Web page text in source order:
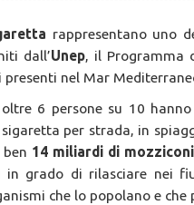
rappresentano uno
dall’Unep, il Programma
nel Mar
oltre 6 persone su 10
per strada, in
14 miliardi di mozziconi
grado di rilasciare nei
che lo popolano e